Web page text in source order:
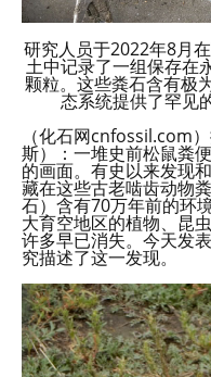
研究人员于2022年8月
土中记录了一组保存在
颗粒。这些粪石含有极
态系统提供了罕见
（化石网cnfossil.com
斯）：一堆史前松鼠粪
的画面。有史以来发现
藏在这些古老啮齿动物
石）含有70万年前的环
大育空地区的植物、昆
许多早已消失。今天发
究描述了这一发现。